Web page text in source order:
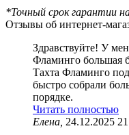
*Точный срок гарантии
Отзывы об интернет-
Здравствуйте! У
Фламинго большая
Тахта Фламинго
быстро собрали
порядке.
Читать полностью
Елена, 24.12.2025